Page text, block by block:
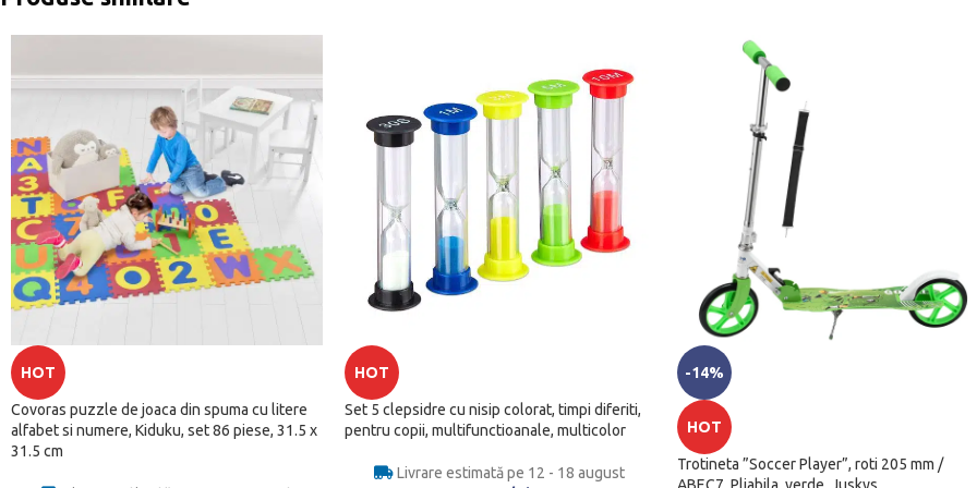
HOT
Covoras puzzle de joaca din spuma cu litere
alfabet si numere, Kiduku, set 86 piese, 31.5 x
31.5 cm
HOT
Set 5 clepsidre cu nisip colorat, timpi diferiti,
pentru copii, multifunctioanale, multicolor
Livrare estimată pe 12 - 18 august
-14%
HOT
Trotineta ”Soccer Player”, roti 205 mm /